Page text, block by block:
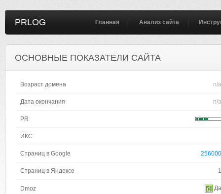
PRLOG Главная Анализ сайта
ОСНОВНЫЕ ПОКАЗАТЕЛИ САЙТА
Возраст домена n/a
Дата окончания n/a
PR
ИКС
Страниц в Google 256000
Страниц в Яндексе 1
Dmoz Да